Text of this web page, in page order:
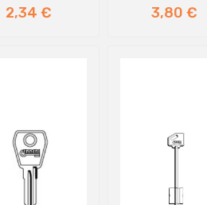
Prezzo
2,34 €
Prezzo
3,80 €